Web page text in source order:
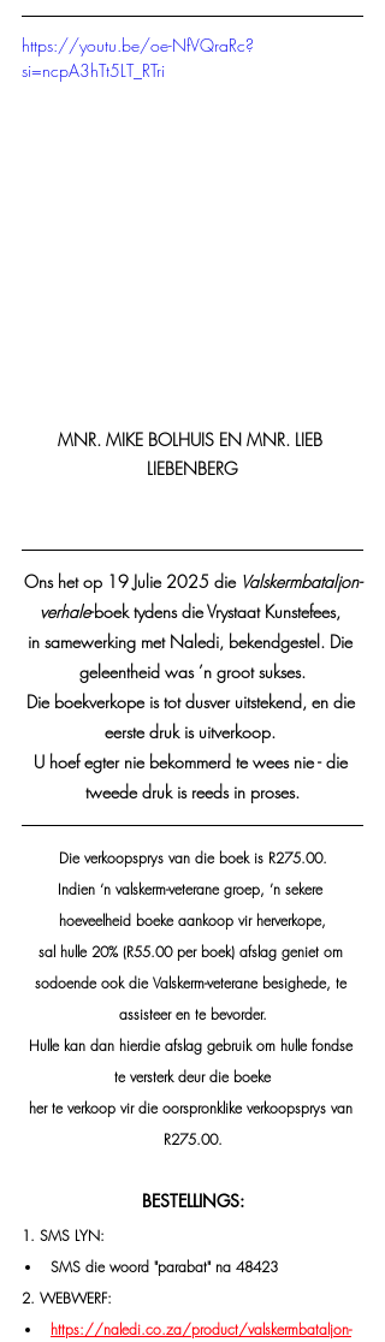
https://youtu.be/oe-NfVQraRc?
si=ncpA3hTt5LT_RTri
MNR. MIKE BOLHUIS EN MNR. LIEB
LIEBENBERG
Ons het op 19 Julie 2025 die Valskermbataljon-
verhale-boek tydens die Vrystaat Kunstefees,
in samewerking met Naledi, bekendgestel. Die
geleentheid was ’n groot sukses.
Die boekverkope is tot dusver uitstekend, en die
eerste druk is uitverkoop.
U hoef egter nie bekommerd te wees nie - die
tweede druk is reeds in proses.
Die verkoopsprys van die boek is R275.00.
Indien ‘n valskerm-veterane groep, ’n sekere
hoeveelheid boeke aankoop vir herverkope,
sal hulle 20% (R55.00 per boek) afslag geniet om
sodoende ook die Valskerm-veterane besighede, te
assisteer en te bevorder.
Hulle kan dan hierdie afslag gebruik om hulle fondse
te versterk deur die boeke
her te verkoop vir die oorspronklike verkoopsprys van
R275.00.
BESTELLINGS:
1. SMS LYN:
SMS die woord "parabat" na 48423
2. WEBWERF:
https://naledi.co.za/product/valskermbataljon-